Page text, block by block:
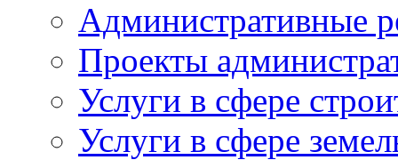
Административные
Проекты
Услуги в сфере
Услуги в сфере